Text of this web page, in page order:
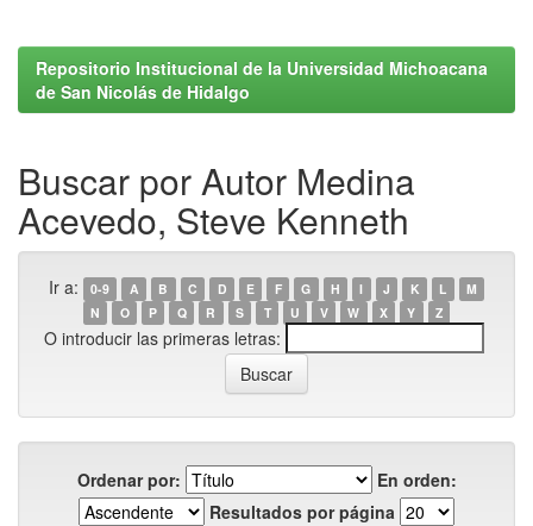
Repositorio Institucional de la Universidad Michoacana
de San Nicolás de Hidalgo
Buscar por Autor Medina
Acevedo, Steve Kenneth
Ir a: 0-9 A B C D E F G H I J K L
M
N
O P Q R S T U V W X Y Z
O introducir las primeras letras:
Ordenar por:
En orden:
Resultados por página